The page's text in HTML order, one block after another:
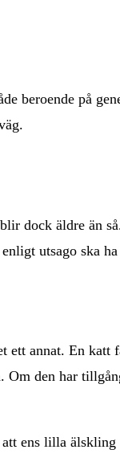
beroende på
dock äldre än
utsago ska
annat. En katt
Om den har
ens lilla